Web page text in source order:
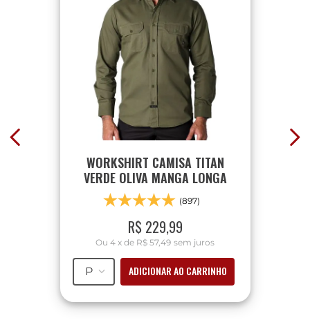
WORKSHIRT CAMISA TITAN
VERDE OLIVA MANGA LONGA
(897)
R$ 229,99
Ou 4 x de R$ 57,49 sem juros
P ADICIONAR AO CARRINHO